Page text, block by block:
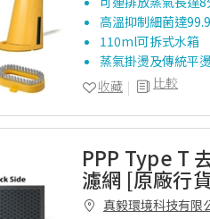
高溫抑制細菌達
110ml可拆式水箱
蒸氣掛燙及傳統平
比較
收藏
PPP Type T
濾網 [原廠行
真毅環境科技有限